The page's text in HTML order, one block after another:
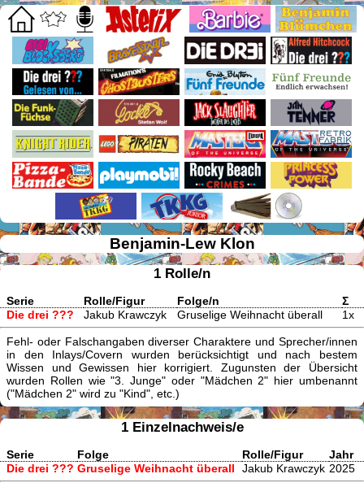
Benjamin-Lew Klon
1 Rolle/n
Serie Rolle/Figur Folge/n
Σ
Die drei ???
Jakub Krawczyk Gruselige Weihnacht überall 1x
Fehl- oder Falschangaben diverser Charaktere und Sprecher/innen
in den Inlays/Covern wurden berücksichtigt und nach bestem
Wissen und Gewissen hier korrigiert. Zugunsten der Übersicht
wurden Rollen wie "3. Junge" oder "Mädchen 2" hier umbenannt
("Mädchen 2" wird zu "Kind", etc.)
1 Einzelnachweis/e
Serie Folge Rolle/Figur
Jahr
Die drei ??? Gruselige Weihnacht überall Jakub Krawczyk 2025